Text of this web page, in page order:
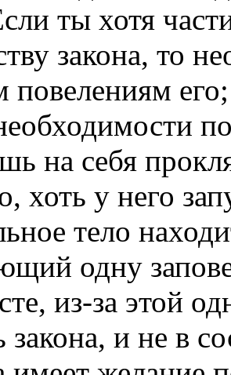
ты хотя
закона, то
повелениям
на себя
хоть у него
тело
одну
из-за этой
закона, и не в